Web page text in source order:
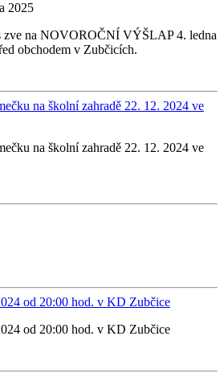
2025
zve na NOVOROČNÍ VÝŠLAP 4. ledna
obchodem v Zubčicích.
na školní zahradě 22. 12. 2024 ve
na školní zahradě 22. 12. 2024 ve
od 20:00 hod. v KD Zubčice
od 20:00 hod. v KD Zubčice